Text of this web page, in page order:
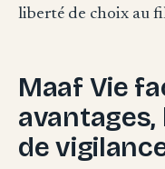
liberté de choix au
Maaf Vie
de